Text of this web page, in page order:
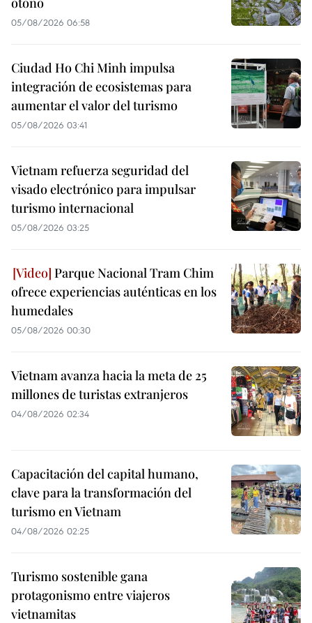
05/08/2026 06:58
Ciudad Ho Chi Minh impulsa
integración de ecosistemas para
aumentar el valor del turismo
05/08/2026 03:41
Vietnam refuerza seguridad del
visado electrónico para impulsar
turismo internacional
05/08/2026 03:25
Parque Nacional Tram Chim
ofrece experiencias auténticas en los
humedales
05/08/2026 00:30
Vietnam avanza hacia la meta de 25
millones de turistas extranjeros
04/08/2026 02:34
Capacitación del capital humano,
clave para la transformación del
turismo en Vietnam
04/08/2026 02:25
Turismo sostenible gana
protagonismo entre viajeros
vietnamitas